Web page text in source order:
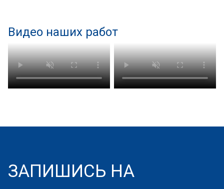
Видео наших работ
ЗАПИШИСЬ НА